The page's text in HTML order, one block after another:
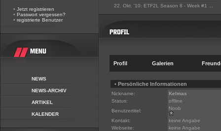
• Jetzt registrieren
• Passwort vergessen?
• registrierte Benutzer
NEWS
NEWS-ARCHIV
ARTIKEL
KALENDER
22. Okt. '10: ETF2L Season 8 - Week #1 ...
Profil Galerien
• Persönliche Informationen
Nickname:
Kelmas
Status:
offline
Benutzertitel:
Noob
Kontakt:
keine Angabe
Webseite:
keine Angabe